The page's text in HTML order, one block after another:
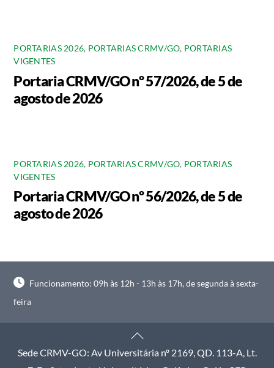
PORTARIAS 2026, PORTARIAS CRMV/GO, PORTARIAS
VIGENTES
Portaria CRMV/GO nº 57/2026, de 5 de
agosto de 2026
PORTARIAS 2026, PORTARIAS CRMV/GO, PORTARIAS
VIGENTES
Portaria CRMV/GO nº 56/2026, de 5 de
agosto de 2026
Funcionamento: 09h às 12h - 13h às 17h, de segunda à sexta-
feira
Back
To
Sede CRMV-GO: Av Universitária nº 2169, QD. 113-A, Lt.